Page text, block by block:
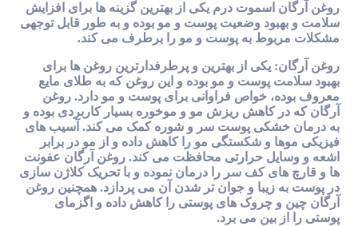
روغن آرگان اسموت درم یکی از بهترین گزینه ها برای افزایش
سلامت و بهبود وضعیت پوست و مو بوده و به طور قابل توجهی
مشکلات مربوط به پوست و مو را برطرف می کند.
روغن آرگان: یکی از بهترین و پرطرفدارترین روغن ها برای
بهبود سلامت پوست و مو بوده و این روغن که به طلای مایع
معروف بوده، خواص فراوانی برای پوست و مو دارد. روغن
آرگان که در کاهش ریزش مو و موخوره بسیار کاربردی بوده و
به درمان خشکی پوست سر و شوره کمک می کند. آسیب های
فیزیکی موها و شکستگی مو را کاهش داده و از مو در برابر
اشعه و وسایل حرارتی محافظت می کند. روغن آرگان عفونت
ها و قارچ های کف سر را درمان نموده و با تحریک کلاژن سازی
در پوست به زیبا و جوان تر شدن آن می پردازد. همچنین روغن
آرگان چین و چروک های پوستی را کاهش داده و اگزمای
پوستی را از بین می برد.